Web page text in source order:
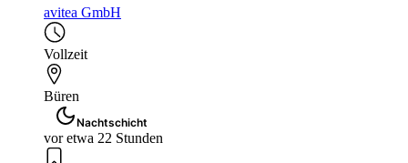
avitea GmbH
Vollzeit
Büren
Nachtschicht
vor etwa 22 Stunden